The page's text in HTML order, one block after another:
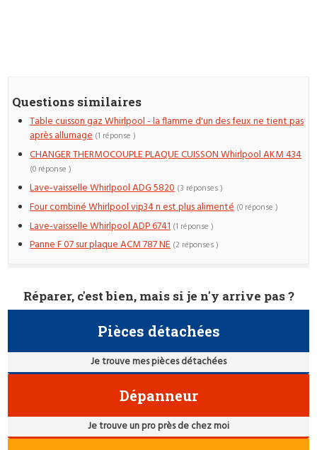
Questions similaires
Table cuisson gaz Whirlpool - la flamme d'un des feux ne tient pas
après allumage (1 réponse )
CHANGER THERMOCOUPLE PLAQUE CUISSON Whirlpool AKM 434
(0 réponse )
Lave-vaisselle Whirlpool ADG 5820 (3 réponses )
Four combiné Whirlpool vip34 n est plus alimenté (0 réponse )
Lave-vaisselle Whirlpool ADP 6741 (1 réponse )
Panne F 07 sur plaque ACM 787 NE (2 réponses )
Réparer, c'est bien, mais si je n'y arrive pas ?
Pièces détachées
Je trouve mes pièces détachées
Dépanneur
Je trouve un pro près de chez moi